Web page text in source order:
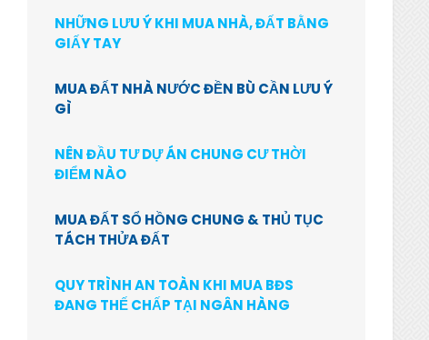
NHỮNG LƯU Ý KHI MUA NHÀ, ĐẤT BẰNG
GIẤY TAY
MUA ĐẤT NHÀ NƯỚC ĐỀN BÙ CẦN LƯU Ý
GÌ
NÊN ĐẦU TƯ DỰ ÁN CHUNG CƯ THỜI
ĐIỂM NÀO
MUA ĐẤT SỔ HỒNG CHUNG & THỦ TỤC
TÁCH THỬA ĐẤT
QUY TRÌNH AN TOÀN KHI MUA BĐS
ĐANG THẾ CHẤP TẠI NGÂN HÀNG